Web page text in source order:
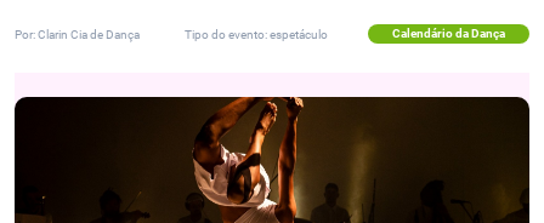
Por: Clarin Cia de Dança Tipo do evento: espetáculo Calendário da Dança